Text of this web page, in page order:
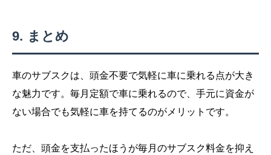
まとめ
車のサブスクは、頭金不要で気軽に車に乗れる点が大き
な魅力です。毎月定額で車に乗れるので、手元に資金が
ない場合でも気軽に車を持てるのがメリットです。
ただ、頭金を支払ったほうが毎月のサブスク料金を抑え